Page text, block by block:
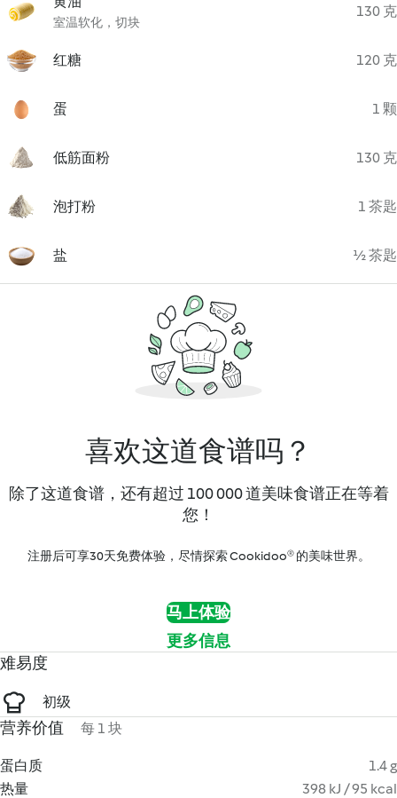
室温软化，切块
130 克
红糖 120 克
蛋 1 颗
低筋面粉 130 克
泡打粉 1 茶匙
盐 ½ 茶匙
喜欢这道食谱吗？
除了这道食谱，还有超过 100 000 道美味食谱正在等着
您！
注册后可享30天免费体验，尽情探索 Cookidoo® 的美味世界。
马上体验
更多信息
难易度
初级
营养价值 每 1 块
蛋白质
1.4 g
热量
398 kJ / 95 kcal